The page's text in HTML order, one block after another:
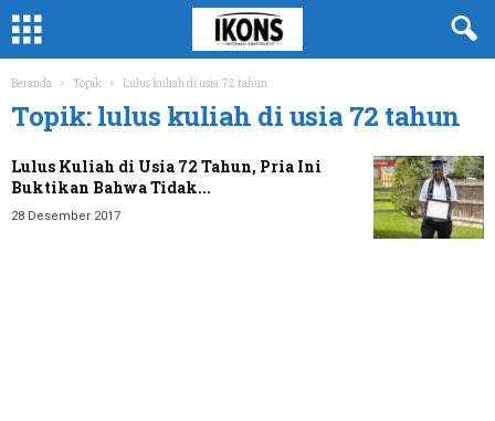
Beranda Topik Lulus kuliah di usia 72 tahun
Topik: lulus kuliah di usia 72 tahun
Lulus Kuliah di Usia 72 Tahun, Pria Ini
Buktikan Bahwa Tidak...
28 Desember 2017